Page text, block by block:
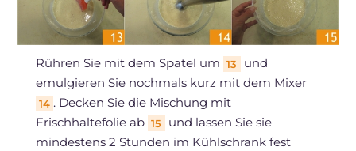
Rühren Sie mit dem Spatel um 13
und
emulgieren Sie nochmals kurz mit dem Mixer
14 . Decken Sie die Mischung mit
Frischhaltefolie ab 15
und lassen Sie sie
mindestens 2 Stunden im Kühlschrank fest